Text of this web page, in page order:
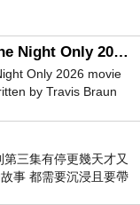
電影一夜限定2026 One Night Only 2026 movie
Only 2026 movie
by Travis Braun
三集有停更幾天才又
事 都需要沉浸且要帶